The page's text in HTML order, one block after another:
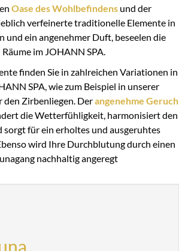
Oase des Wohlbefindens und der
verfeinerte traditionelle Elemente in
und ein angenehmer Duft, beseelen die
Räume im JOHANN SPA.
finden Sie in zahlreichen Variationen in
SPA, wie zum Beispiel in unserer
den Zirbenliegen. Derangenehme Geruch
die Wetterfühligkeit, harmonisiert den
sorgt für ein erholtes und ausgeruhtes
wird Ihre Durchblutung durch einen
nachhaltig angeregt